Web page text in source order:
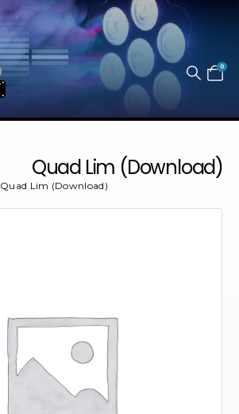
0
Quad Lim (Download)
Quad Lim (Download)